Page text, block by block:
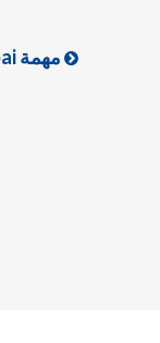
 مهمة Oupai: